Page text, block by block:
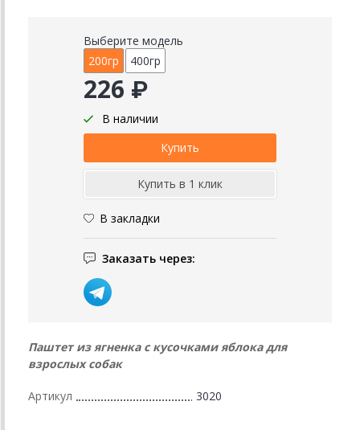
Выберите модель
200гр
400гр
226 ₽
В наличии
В закладки
Заказать через:
Паштет из ягненка с кусочками яблока для
взрослых собак
Артикул 3020